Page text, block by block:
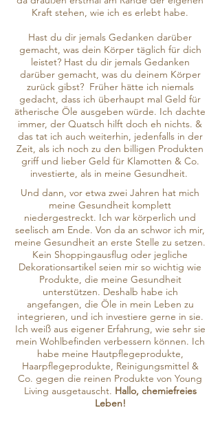
Kraft stehen, wie ich es erlebt habe.
Hast du dir jemals Gedanken darüber
gemacht, was dein Körper täglich für dich
leistet? Hast du dir jemals Gedanken
darüber gemacht, was du deinem Körper
zurück gibst? Früher hätte ich niemals
gedacht, dass ich überhaupt mal Geld für
ätherische Öle ausgeben würde. Ich dachte
immer, der Quatsch hilft doch eh nichts. &
das tat ich auch weiterhin, jedenfalls in der
Zeit, als ich noch zu den billigen Produkten
griff und lieber Geld für Klamotten & Co.
investierte, als in meine Gesundheit.
Und dann, vor etwa zwei Jahren hat mich
meine Gesundheit komplett
niedergestreckt. Ich war körperlich und
seelisch am Ende. Von da an schwor ich mir,
meine Gesundheit an erste Stelle zu setzen.
Kein Shoppingausflug oder jegliche
Dekorationsartikel seien mir so wichtig wie
Produkte, die meine Gesundheit
unterstützen. Deshalb habe ich
angefangen, die Öle in mein Leben zu
integrieren, und ich investiere gerne in sie.
Ich weiß aus eigener Erfahrung, wie sehr sie
mein Wohlbefinden verbessern können. Ich
habe meine Hautpflegeprodukte,
Haarpflegeprodukte, Reinigungsmittel &
Co. gegen die reinen Produkte von Young
Living ausgetauscht. Hallo, chemiefreies
Leben!